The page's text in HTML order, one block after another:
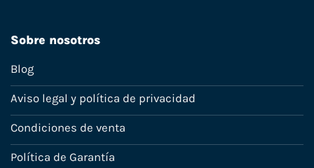
Sobre nosotros
Blog
Aviso legal y política de privacidad
Condiciones de venta
Política de Garantía